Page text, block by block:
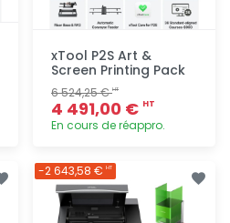
xTool P2S Art &
Screen Printing Pack
6 524,25 €HT
4 491,00 € HT
En cours de réappro.
rapide
-2 643,58 € HT